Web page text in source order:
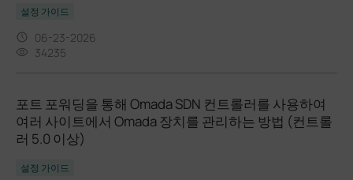
설정 가이드
06-23-2026
34235
포트 포워딩을 통해 Omada SDN 컨트롤러를 사용하여
여러 사이트에서 Omada 장치를 관리하는 방법 (컨트롤
러 5.0 이상)
설정 가이드